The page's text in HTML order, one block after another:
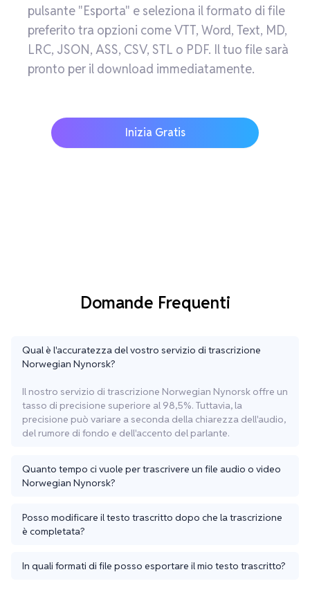
pulsante "Esporta" e seleziona il formato di file
preferito tra opzioni come VTT, Word, Text, MD,
LRC, JSON, ASS, CSV, STL o PDF. Il tuo file sarà
pronto per il download immediatamente.
Inizia Gratis
Domande Frequenti
Qual è l'accuratezza del vostro servizio di trascrizione
Norwegian Nynorsk?
Il nostro servizio di trascrizione Norwegian Nynorsk offre un
tasso di precisione superiore al 98,5%. Tuttavia, la
precisione può variare a seconda della chiarezza dell'audio,
del rumore di fondo e dell'accento del parlante.
Quanto tempo ci vuole per trascrivere un file audio o video
Norwegian Nynorsk?
Posso modificare il testo trascritto dopo che la trascrizione
è completata?
In quali formati di file posso esportare il mio testo trascritto?